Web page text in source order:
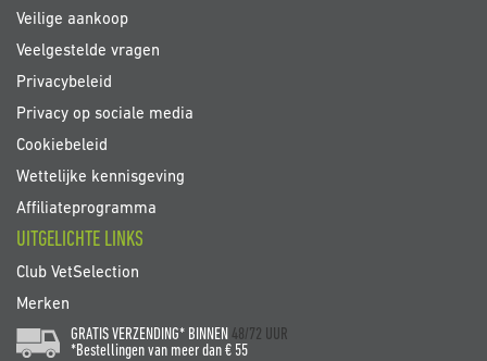
Veilige aankoop
Veelgestelde vragen
Privacybeleid
Privacy op sociale media
Cookiebeleid
Wettelijke kennisgeving
Affiliateprogramma
UITGELICHTE LINKS
Club VetSelection
Merken
GRATIS VERZENDING* BINNEN 48/72 UUR
*Bestellingen van meer dan € 55